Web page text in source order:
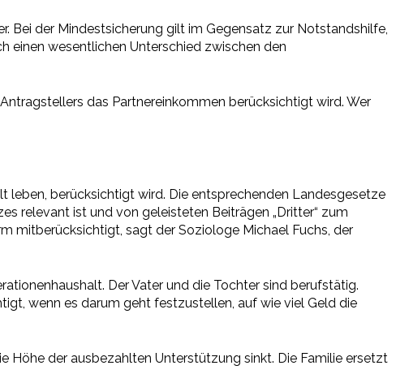
Bei der Mindestsicherung gilt im Gegensatz zur Notstandshilfe,
einen wesentlichen Unterschied zwischen den
das Partnereinkommen berücksichtigt wird. Wer
leben, berücksichtigt wird. Die entsprechenden Landesgesetze
relevant ist und von geleisteten Beiträgen „Dritter“ zum
mitberücksichtigt, sagt der Soziologe Michael Fuchs, der
Der Vater und die Tochter sind berufstätig.
wenn es darum geht festzustellen, auf wie viel Geld die
Höhe der ausbezahlten Unterstützung sinkt. Die Familie ersetzt